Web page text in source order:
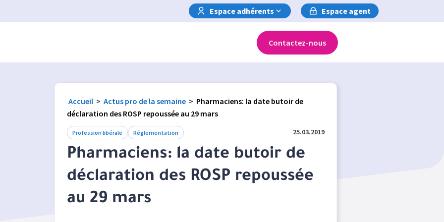
Espace adhérents
Espace agent
Contactez-nous
Accueil > Actus pro de la semaine > Pharmaciens: la date butoir de
déclaration des ROSP repoussée au 29 mars
Profession libérale Réglementation 25.03.2019
Pharmaciens: la date butoir de
déclaration des ROSP repoussée
au 29 mars